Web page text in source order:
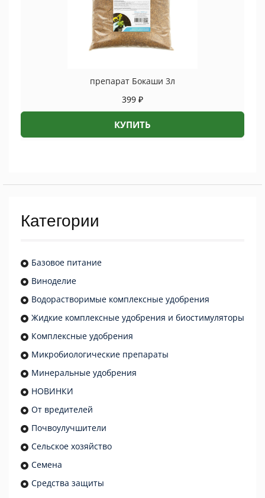
препарат Бокаши 3л
399 ₽
КУПИТЬ
Категории
Базовое питание
Виноделие
Водорастворимые комплексные удобрения
Жидкие комплексные удобрения и биостимуляторы
Комплексные удобрения
Микробиологические препараты
Минеральные удобрения
НОВИНКИ
От вредителей
Почвоулучшители
Сельское хозяйство
Семена
Средства защиты